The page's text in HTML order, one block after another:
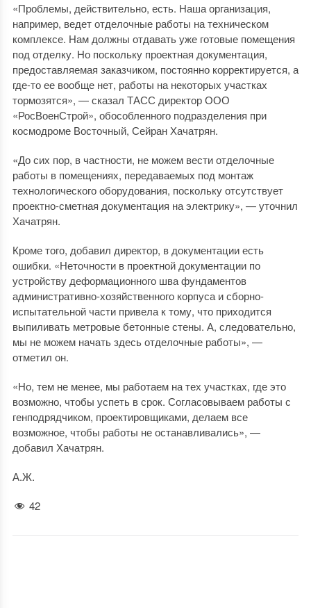
«Проблемы, действительно, есть. Наша организация,
например, ведет отделочные работы на техническом
комплексе. Нам должны отдавать уже готовые помещения
под отделку. Но поскольку проектная документация,
предоставляемая заказчиком, постоянно корректируется, а
где-то ее вообще нет, работы на некоторых участках
тормозятся», — сказал ТАСС директор ООО
«РосВоенСтрой», обособленного подразделения при
космодроме Восточный, Сейран Хачатрян.
«До сих пор, в частности, не можем вести отделочные
работы в помещениях, передаваемых под монтаж
технологического оборудования, поскольку отсутствует
проектно-сметная документация на электрику», — уточнил
Хачатрян.
Кроме того, добавил директор, в документации есть
ошибки. «Неточности в проектной документации по
устройству деформационного шва фундаментов
административно-хозяйственного корпуса и сборно-
испытательной части привела к тому, что приходится
выпиливать метровые бетонные стены. А, следовательно,
мы не можем начать здесь отделочные работы», —
отметил он.
«Но, тем не менее, мы работаем на тех участках, где это
возможно, чтобы успеть в срок. Согласовываем работы с
генподрядчиком, проектировщиками, делаем все
возможное, чтобы работы не останавливались», —
добавил Хачатрян.
А.Ж.
42